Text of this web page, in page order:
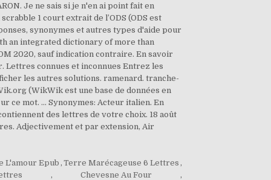
Je ne sais si je n'en ai point fait en
1 court extrait de l’ODS (ODS est
synonymes et autres types d'aide pour
an integrated dictionary of more than
2020, sauf indication contraire. En savoir
Lettres connues et inconnues Entrez les
les autres solutions. ramenard. tranche-
(WikWik est une base de données en
ce mot. ... Synonymes: Acteur italien. En
des lettres de votre choix. 18 août
Adjectivement et par extension, Air
L'amour Epub , Terre Marécageuse 6 Lettres ,
, Chevesne Au Four ,